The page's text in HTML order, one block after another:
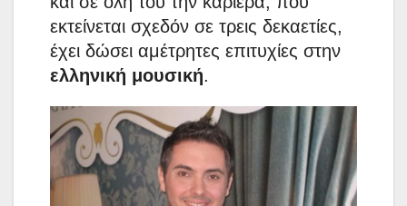
εκτείνεται σχεδόν σε τρεις δεκαετίες,
έχει δώσει αμέτρητες επιτυχίες στην
ελληνική μουσική.